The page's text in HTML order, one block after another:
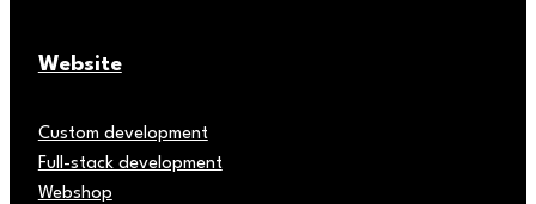
Website
Custom development
Full-stack development
Webshop